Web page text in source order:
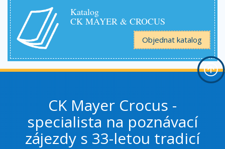
Katalog
CK MAYER & CROCUS
Objednat katalog
CK Mayer Crocus -
specialista na poznávací
zájezdy s 33-letou tradicí